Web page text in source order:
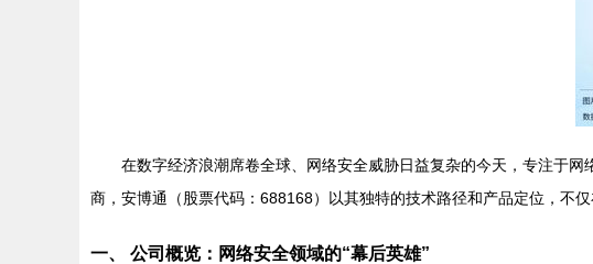
在数字经济浪潮席卷全球、网络安全威胁日益复杂的今天，专注于
商，安博通（股票代码：688168）以其独特的技术路径和产品定位，不
一、 公司概览：网络安全领域的“幕后英雄”